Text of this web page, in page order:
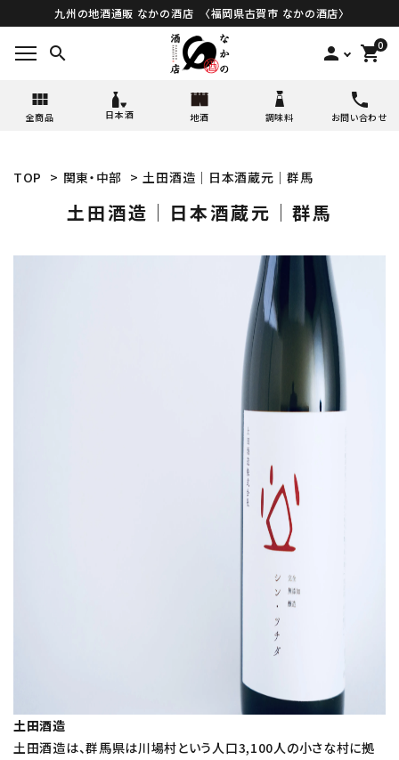
九州の地酒通販 なかの酒店 〈福岡県古賀市 なかの酒店〉
search person 0
shopping_cart
全商品 日本酒 地酒 調味料 お問い合わせ
TOP > 関東・中部 > 土田酒造│日本酒蔵元│群馬
土田酒造│日本酒蔵元│群馬
土田酒造
土田酒造は、群馬県は川場村という人口3,100人の小さな村に拠